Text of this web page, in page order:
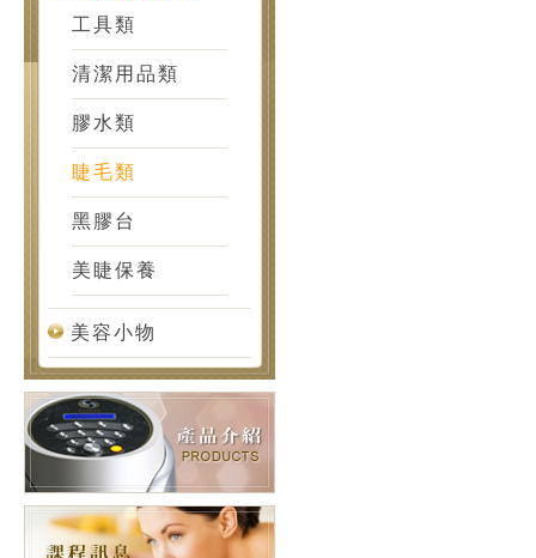
工具類
清潔用品類
膠水類
睫毛類
黑膠台
美睫保養
美容小物